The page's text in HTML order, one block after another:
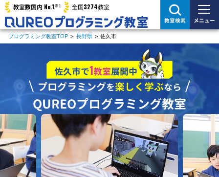
教室数国内 No.1※1 全国3274教室
教室検索 メニュー
プログラミング教室TOP > 長野県 > 佐久市
佐久市で1教室展開中
プログラミングを楽しく学ぶなら
QUREOプログラミング教室